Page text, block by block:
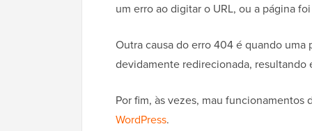
um erro ao digitar o URL, ou a página
Outra causa do erro 404 é quando
devidamente redirecionada, resultando
Por fim, às vezes, mau
WordPress.